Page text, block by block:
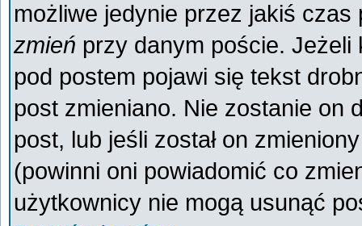
możliwe jedynie przez jakiś
zmień przy danym poście. Jeżeli
pod postem pojawi się tekst
post zmieniano. Nie zostanie on
post, lub jeśli został on
(powinni oni powiadomić co
użytkownicy nie mogą usunąć